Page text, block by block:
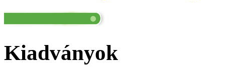
Kiadványok